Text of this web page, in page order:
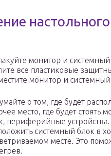
настольного
монитор и
все пластиковые
монитор и системный
о том, где будет
место, где будет стоять
периферийные устройства.
системный блок в
месте. Это